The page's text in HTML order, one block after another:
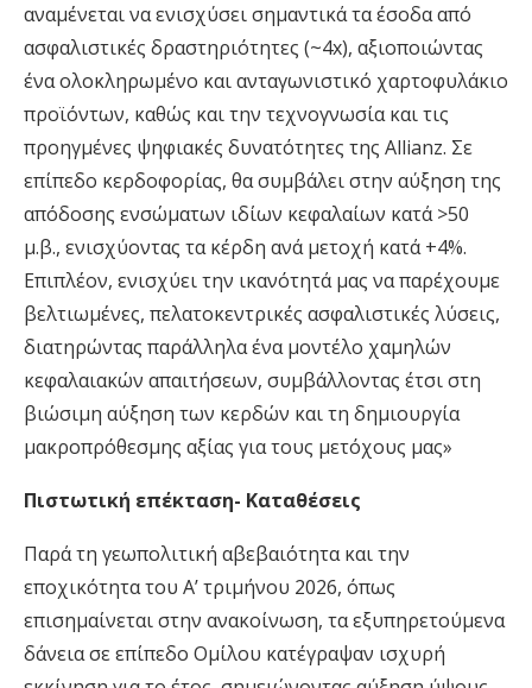
αναμένεται να ενισχύσει σημαντικά τα έσοδα από
ασφαλιστικές δραστηριότητες (~4x), αξιοποιώντας
ένα ολοκληρωμένο και ανταγωνιστικό χαρτοφυλάκιο
προϊόντων, καθώς και την τεχνογνωσία και τις
προηγμένες ψηφιακές δυνατότητες της Allianz. Σε
επίπεδο κερδοφορίας, θα συμβάλει στην αύξηση της
απόδοσης ενσώματων ιδίων κεφαλαίων κατά >50
μ.β., ενισχύοντας τα κέρδη ανά μετοχή κατά +4%.
Επιπλέον, ενισχύει την ικανότητά μας να παρέχουμε
βελτιωμένες, πελατοκεντρικές ασφαλιστικές λύσεις,
διατηρώντας παράλληλα ένα μοντέλο χαμηλών
κεφαλαιακών απαιτήσεων, συμβάλλοντας έτσι στη
βιώσιμη αύξηση των κερδών και τη δημιουργία
μακροπρόθεσμης αξίας για τους μετόχους μας»
Πιστωτική επέκταση- Καταθέσεις
Παρά τη γεωπολιτική αβεβαιότητα και την
εποχικότητα του Α’ τριμήνου 2026, όπως
επισημαίνεται στην ανακοίνωση, τα εξυπηρετούμενα
δάνεια σε επίπεδο Ομίλου κατέγραψαν ισχυρή